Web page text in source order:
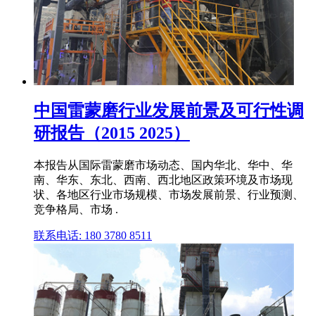
中国雷蒙磨行业发展前景及可行性调
研报告（2015 2025）
本报告从国际雷蒙磨市场动态、国内华北、华中、华
南、华东、东北、西南、西北地区政策环境及市场现
状、各地区行业市场规模、市场发展前景、行业预测、
竞争格局、市场 .
联系电话: 180 3780 8511